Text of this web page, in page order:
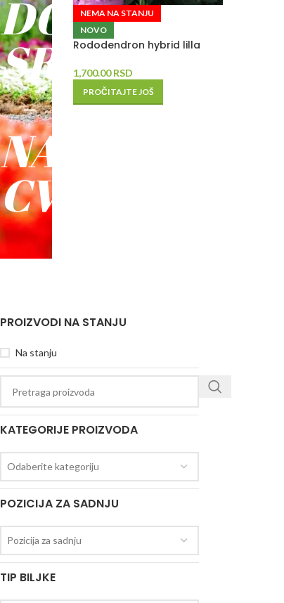
DO
SREĆE
-
NAŠE
CVEĆE
NEMA NA STANJU
NOVO
Rododendron hybrid lilla
1,700.00RSD
PROČITAJTE JOŠ
PROIZVODI NA STANJU
Na stanju
KATEGORIJE PROIZVODA
Odaberite kategoriju
POZICIJA ZA SADNJU
Pozicija za sadnju
TIP BILJKE